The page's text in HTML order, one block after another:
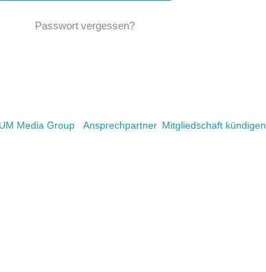
Passwort vergessen?
Media Group Ansprechpartner Mitgliedschaft kündigen